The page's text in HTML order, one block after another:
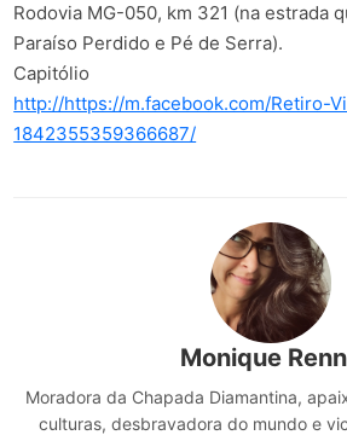
Rodovia MG-050, km 321 (na estrada
Paraíso Perdido e Pé de Serra).
Capitólio
http://https://m.facebook.com/Retiro-
1842355359366687/
Monique
Moradora da Chapada Diamantina,
culturas, desbravadora do mundo e